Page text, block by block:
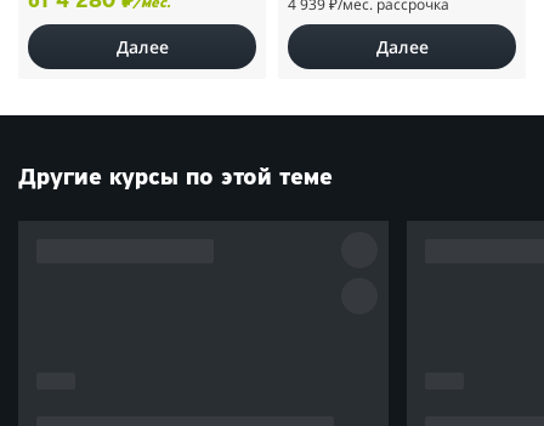
/мес.
Далее
4 939 ₽/мес. рассрочка
Далее
Другие курсы по этой теме